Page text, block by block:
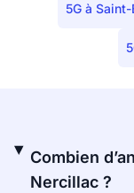
5G à
Combien
Nercillac ?